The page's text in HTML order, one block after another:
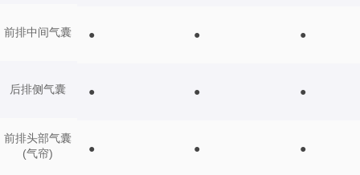
前排中间气囊
后排侧气囊
前排头部气囊
(气帘)
● ● ●
● ● ●
● ● ●